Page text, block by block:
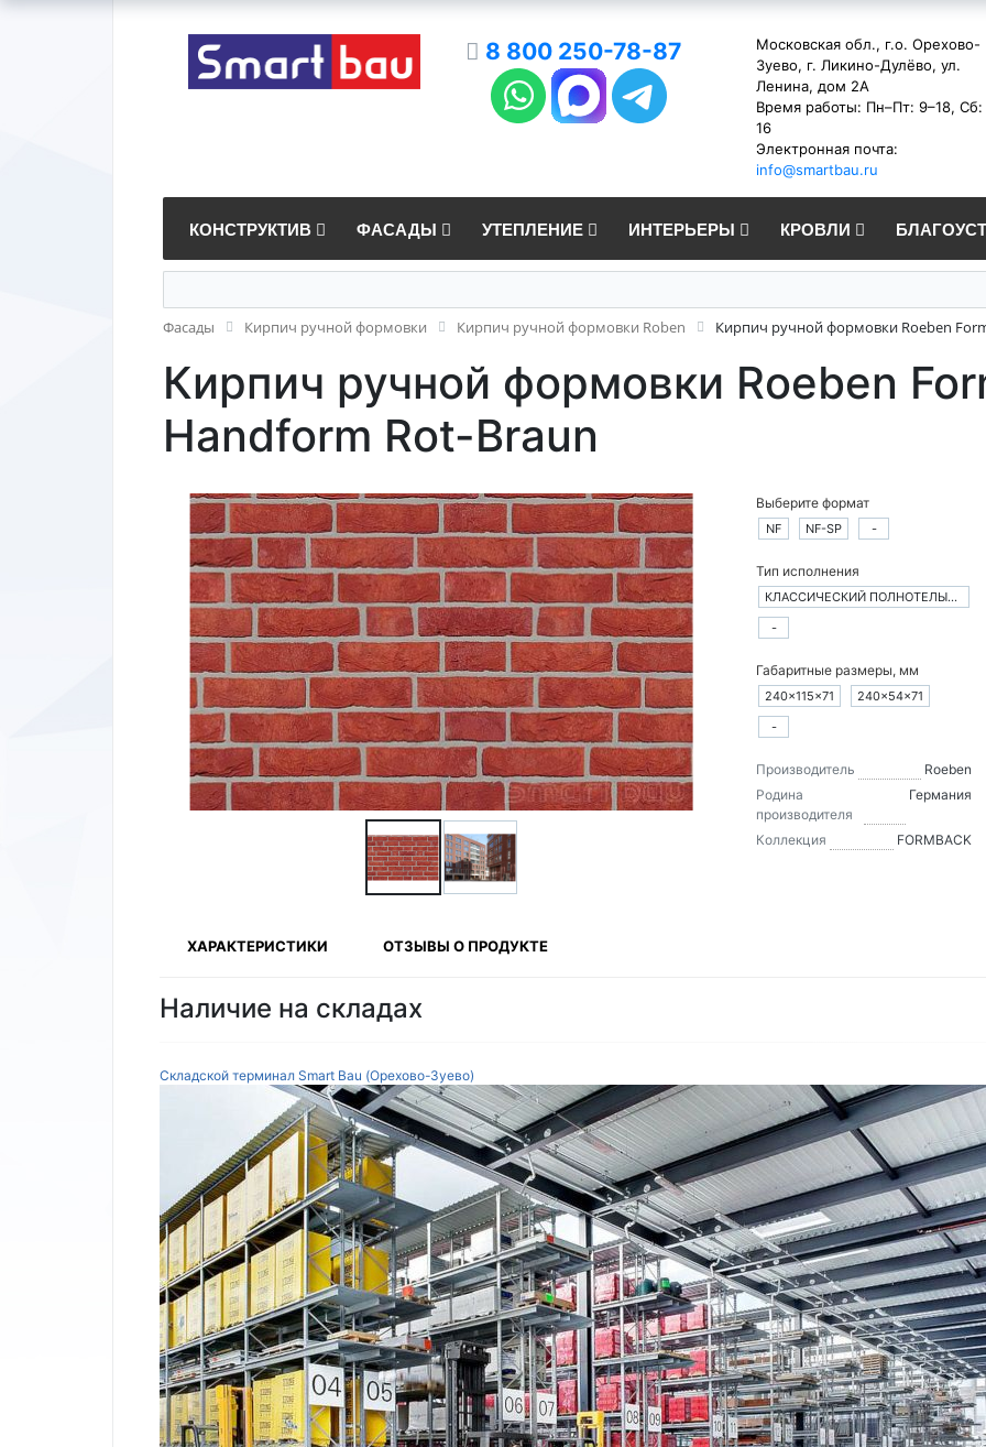
8 800 250-78-87
Московская обл., г.о. Орехово-
Зуево, г. Ликино-Дулёво, ул.
Ленина, дом 2А
Время работы: Пн–Пт: 9–18, Сб:
16
Электронная почта:
info@smartbau.ru
КОНСТРУКТИВ ФАСАДЫ УТЕПЛЕНИЕ ИНТЕРЬЕРЫ КРОВЛИ
Фасады Кирпич ручной формовки Кирпич ручной формовки Roben Кирпич ручной формовки Roeben
Кирпич ручной формовки Roeben
Handform Rot-Braun
Выберите формат
NF NF-SP -
Тип исполнения
КЛАССИЧЕСКИЙ ПОЛНОТЕЛЫЙ КИРПИЧ
-
Габаритные размеры, мм
240×115×71
240×54×71
-
Производитель
Roeben
Родина
производителя
Германия
Коллекция FORMBACK
ХАРАКТЕРИСТИКИ ОТЗЫВЫ О ПРОДУКТЕ
Наличие на складах
Складской терминал Smart Bau (Орехово-Зуево)